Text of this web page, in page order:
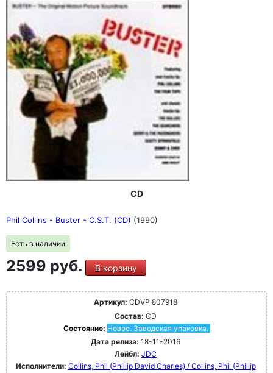
CD
Phil Collins - Buster - O.S.T. (CD) (1990)
Есть в наличии
2599 руб. В корзину
Артикул: CDVP 807918
Состав: CD
Состояние: Новое. Заводская упаковка.
Дата релиза: 18-11-2016
Лейбл: JDC
Исполнители: Collins, Phil (Phillip David Charles) / Collins, Phil (Phillip